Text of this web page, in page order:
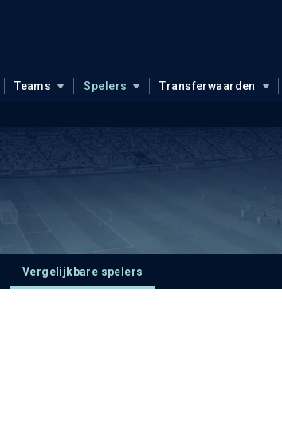
Teams Spelers Transferwaarden
Vergelijkbare spelers